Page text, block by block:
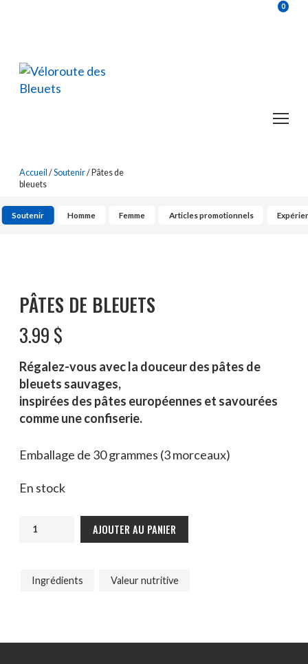
0
Accueil /Soutenir/ Pâtes de
bleuets
PÂTES DE BLEUETS
3.99 $
Régalez-vous avec la douceur des pâtes de
bleuets sauvages,
inspirées des pâtes européennes et savourées
comme une confiserie.
Emballage de 30 grammes (3 morceaux)
En stock
AJOUTER AU PANIER
Ingrédients Valeur nutritive
Soutenir Homme Femme Articles promotionnels